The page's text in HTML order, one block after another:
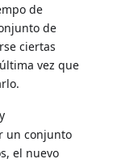
de
de
ciertas
vez que
un conjunto
el nuevo